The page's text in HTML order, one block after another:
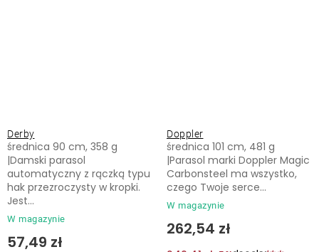
Derby
W magazynie
57,49 zł
średnica 90 cm, 358 g
|Damski parasol
automatyczny z rączką typu
hak przezroczysty w kropki.
Jest...
Doppler
W magazynie
262,54 zł
średnica 101 cm, 481 g
|Parasol marki Doppler Magic
Carbonsteel ma wszystko,
czego Twoje serce...